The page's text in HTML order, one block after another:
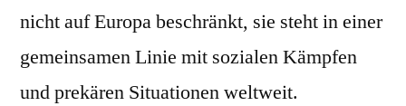
nicht auf Europa beschränkt, sie steht in einer
gemeinsamen Linie mit sozialen Kämpfen
und prekären Situationen weltweit.